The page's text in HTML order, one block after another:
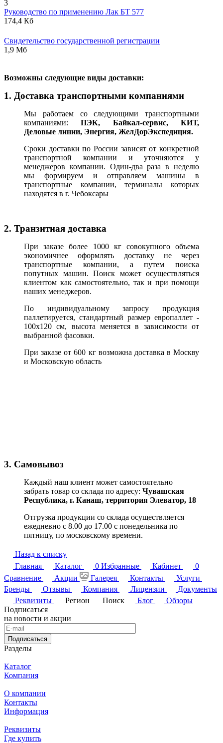
3
Руководство по применению Лак БТ 577
174,4 Кб
Свидетельство государственной регистрации
1,9 Мб
Возможны следующие виды доставки:
1. Доставка транспортными компаниями
Мы работаем со следующими транспортными
компаниями:ПЭК, Байкал-сервис, КИТ,
Деловые линии, Энергия, ЖелДорЭкспедиция.
Сроки доставки по России зависят от конкретной
транспортной компании и уточняются у
менеджеров компании. Один-два раза в неделю
мы формируем и отправляем машины в
транспортные компании, терминалы которых
находятся в г. Чебоксары
2. Транзитная доставка
При заказе более 1000 кг совокупного объема
экономичнее оформлять доставку не через
транспортные компании, а путем поиска
попутных машин. Поиск может осуществляться
клиентом как самостоятельно, так и при помощи
наших менеджеров.
По индивидуальному запросу продукция
паллетируется, стандартный размер европаллет -
100х120 см, высота меняется в зависимости от
выбранной фасовки.
При заказе от 600 кг возможна доставка в Москву
и Московскую область
3. Самовывоз
Каждый наш клиент может самостоятельно
забрать товар со склада по адресу: Чувашская
Республика, г. Канаш, территория Элеватор, 18
Отгрузка продукции со склада осуществляется
ежедневно с 8.00 до 17.00 с понедельника по
пятницу, по московскому времени.
Назад к списку
Главная
Каталог 0 Избранные Кабинет
0
Сравнение
Акции Галерея Контакты
Услуги
Бренды
Отзывы Компания Лицензии
Документы
Реквизиты
Регион Поиск Блог
Обзоры
Подписаться
на новости и акции
Подписаться
Разделы
Каталог
Компания
О компании
Контакты
Информация
Реквизиты
Где купить